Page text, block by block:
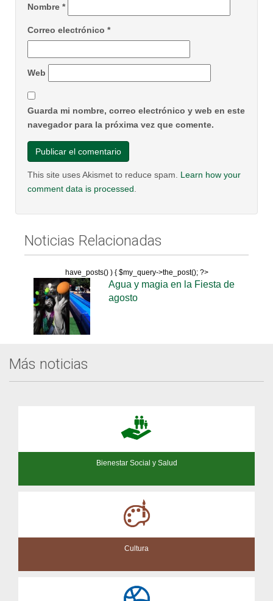
Nombre *
Correo electrónico *
Web
Guarda mi nombre, correo electrónico y web en este
navegador para la próxima vez que comente.
This site uses Akismet to reduce spam. Learn how your
comment data is processed
Noticias Relacionadas
have_posts() ) { $my_query->the_post(); ?>
Agua y magia en la Fiesta de
agosto
Más noticias
Bienestar Social y Salud
Cultura